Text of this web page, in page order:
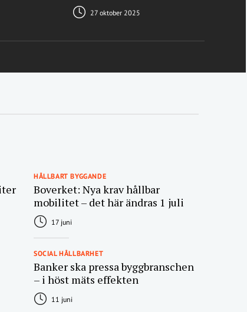
27 oktober 2025
HÅLLBART BYGGANDE
Boverket: Nya krav hållbar
mobilitet – det här ändras 1 juli
17 juni
SOCIAL HÅLLBARHET
Banker ska pressa byggbranschen
– i höst mäts effekten
11 juni